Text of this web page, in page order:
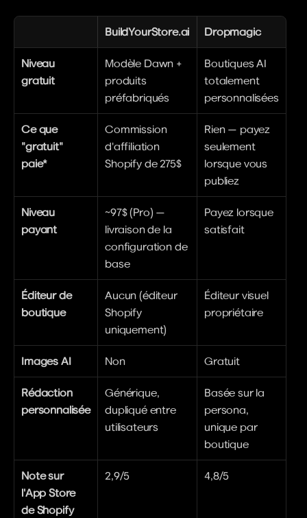
BuildYourStore.ai Dropmagic
Niveau
gratuit
Modèle Dawn +
produits
préfabriqués
Boutiques AI
totalement
personnalisées
Ce que
"gratuit"
paie*
Commission
d'affiliation
Shopify de 275$
Rien — payez
seulement
lorsque vous
publiez
Niveau
payant
~97$ (Pro) —
livraison de la
configuration de
base
Payez lorsque
satisfait
Éditeur de
boutique
Aucun (éditeur
Shopify
uniquement)
Éditeur visuel
propriétaire
Images AI Non Gratuit
Rédaction
personnalisée
Générique,
dupliqué entre
utilisateurs
Basée sur la
persona,
unique par
boutique
Note sur
l'App Store
de Shopify
2,9/5 4,8/5